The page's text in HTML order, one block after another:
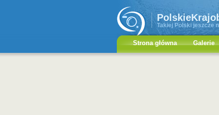
Takiej Polski jeszcze
Strona główna Galerie